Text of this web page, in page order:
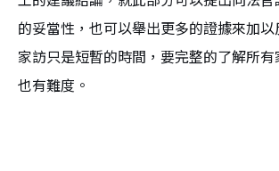
的妥當性，也可以舉出更多的證據來加
家訪只是短暫的時間，要完整的了解所
也有難度。